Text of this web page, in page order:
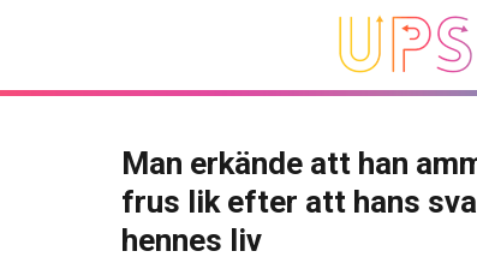
Man erkände att han
frus lik efter att hans
hennes liv